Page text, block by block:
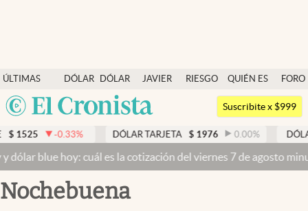
ÚLTIMAS
NOTICIAS
DÓLAR
DÓLAR
BLUE
JAVIER
RIESGO
QUIÉN ES
QUIÉN
FORO
Argentina
México
Dólar
Members
Economía y Política
Finanzas y Mercados
Mercados Online
Suscribite x $999
% DÓLAR TARJETA $ 1976 0.00 % DÓLAR MEP
cuál es la cotización del viernes 7 de agosto minuto a minuto
Nochebuena